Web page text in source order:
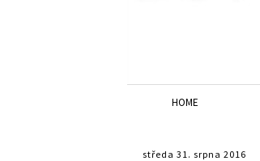
HOME
středa 31. srpna 2016